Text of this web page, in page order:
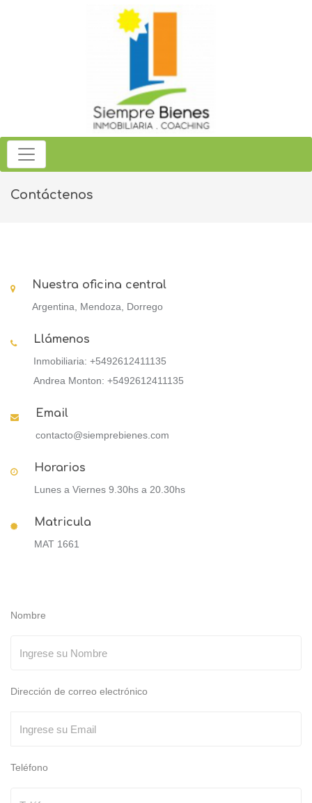
Contáctenos
Nuestra oficina central
Argentina, Mendoza, Dorrego
Llámenos
Inmobiliaria: +5492612411135
Andrea Monton: +5492612411135
Email
contacto@siemprebienes.com
Horarios
Lunes a Viernes 9.30hs a 20.30hs
Matricula
MAT 1661
Nombre
Dirección de correo electrónico
Teléfono